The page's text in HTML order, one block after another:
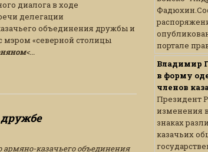
диалога в ходе
делегации
объединения дружбы и
мэром «северной столицы
<...
дружбе
казачьего объединения
портале
Владимир
в форму
членов
Президент
изменения
знаках
казачьих